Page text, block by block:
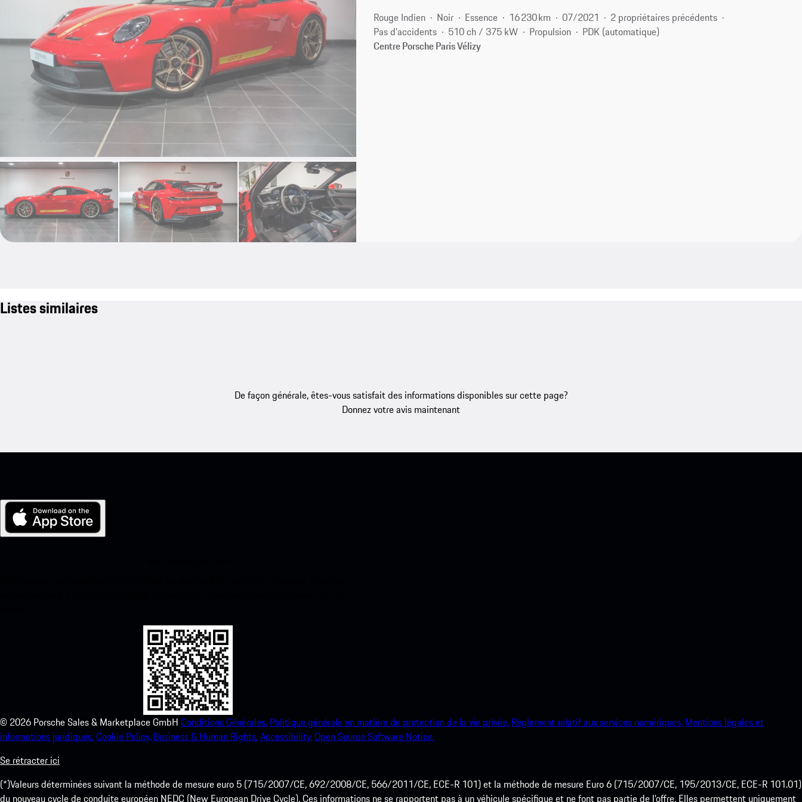
Rouge Indien Noir Essence 16 230 km 07/2021
2 propriétaires précédents
Pas d'accidents
510 ch / 375 kW Propulsion
PDK (automatique)
Centre Porsche Paris Vélizy
Listes similaires
De façon générale, êtes-vous satisfait des informations disponibles sur cette page?
Donnez votre avis maintenant
© 2026 Porsche Sales & Marketplace GmbH Conditions Générales. Politique générale en matière de protection de la vie privée. Règlement relatif aux services numériques. Mentions légales et
informations juridiques.Cookie Policy. Business & Human Rights.Accessibility.Open Source Software Notice.
Se rétracter ici
(*)Valeurs déterminées suivant la méthode de mesure euro 5 (715/2007/CE, 692/2008/CE, 566/2011/CE, ECE-R 101) et la méthode de mesure Euro 6 (715/2007/CE, 195/2013/CE, ECE-R 101.01)
du nouveau cycle de conduite européen NEDC (New European Drive Cycle). Ces informations ne se rapportent pas à un véhicule spécifique et ne font pas partie de l’offre. Elles permettent uniquement